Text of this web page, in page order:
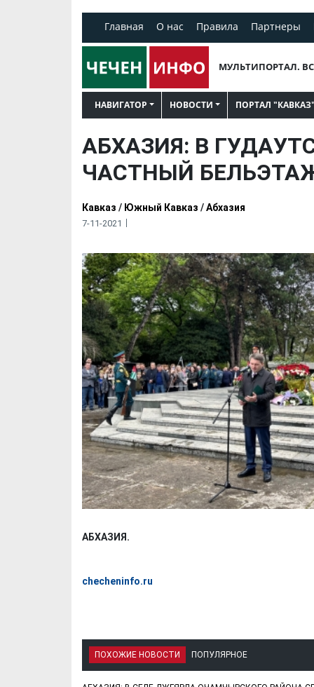
Главная О нас Правила Партнеры
МУЛЬТИПОРТАЛ.
НАВИГАТОР НОВОСТИ ПОРТАЛ "КАВКАЗ"
АБХАЗИЯ: В
ЧАСТНЫЙ
Кавказ / Южный Кавказ /Абхазия
7-11-2021
АБХАЗИЯ.
checheninfo.ru
ПОХОЖИЕ НОВОСТИ ПОПУЛЯРНОЕ